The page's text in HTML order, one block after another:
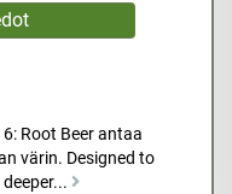
Root Beer antaa
värin. Designed to